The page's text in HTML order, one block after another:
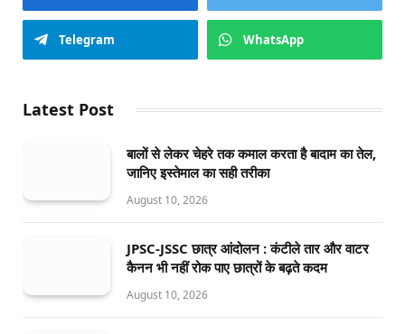
Telegram WhatsApp
Latest Post
बालों से लेकर चेहरे तक कमाल करता है बादाम का तेल,
जानिए इस्तेमाल का सही तरीका
August 10, 2026
JPSC-JSSC छात्र आंदोलन : कंटीले तार और वाटर
कैनन भी नहीं रोक पाए छात्रों के बढ़ते कदम
August 10, 2026